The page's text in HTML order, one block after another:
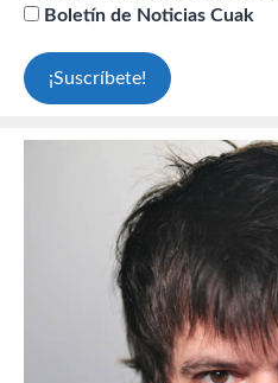
Boletín de Noticias Cuak